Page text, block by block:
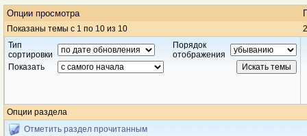
Опции просмотра
Показаны темы с 1 по 10 из 10
Тип
сортировки
Порядок
отображения
Показать
Опции раздела
Отметить раздел прочитанным